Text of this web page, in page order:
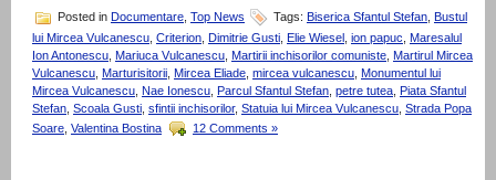
Posted in Documentare Top News Tags: Biserica Sfantul Stefan Bustul
lui Mircea Vulcanescu Criterion Dimitrie Gusti Elie Wiesel ion papuc Maresalul
Ion Antonescu Mariuca Vulcanescu Martirii inchisorilor comuniste Martirul Mircea
Vulcanescu Marturisitorii Mircea Eliade mircea vulcanescu Monumentul lui
Mircea Vulcanescu Nae Ionescu Parcul Sfantul Stefan petre tutea Piata Sfantul
Stefan Scoala Gusti sfintii inchisorilor, Statuia lui Mircea Vulcanescu Strada Popa
Soare Valentina Bostina 12 Comments »